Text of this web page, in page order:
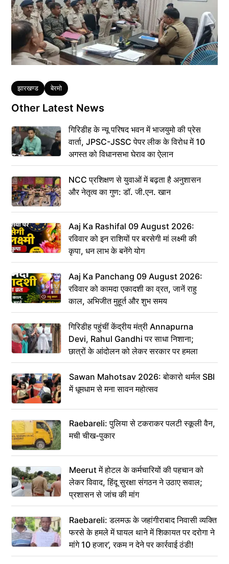
Tags
झारखण्ड बेरमो
Other Latest News
गिरिडीह के न्यू परिषद भवन में भाजयुमो की प्रेस
वार्ता, JPSC-JSSC पेपर लीक के विरोध में 10
अगस्त को विधानसभा घेराव का ऐलान
NCC प्रशिक्षण से युवाओं में बढ़ता है अनुशासन
और नेतृत्व का गुण: डॉ. जी.एन. खान
Aaj Ka Rashifal 09 August 2026:
रविवार को इन राशियों पर बरसेगी मां लक्ष्मी की
कृपा, धन लाभ के बनेंगे योग
Aaj Ka Panchang 09 August 2026:
रविवार को कामदा एकादशी का व्रत, जानें राहु
काल, अभिजीत मुहूर्त और शुभ समय
गिरिडीह पहुंचीं केंद्रीय मंत्री Annapurna
Devi, Rahul Gandhi पर साधा निशाना;
छात्रों के आंदोलन को लेकर सरकार पर हमला
Sawan Mahotsav 2026: बोकारो थर्मल SBI
में धूमधाम से मना सावन महोत्सव
Raebareli: पुलिया से टकराकर पलटी स्कूली वैन,
मची चीख-पुकार
Meerut में होटल के कर्मचारियों की पहचान को
लेकर विवाद, हिंदू सुरक्षा संगठन ने उठाए सवाल;
प्रशासन से जांच की मांग
Raebareli: डलमऊ के जहांगीराबाद निवासी व्यक्ति
फरसे के हमले में घायल थाने में शिकायत पर दरोगा ने
मांगे 10 हजार’, रकम न देने पर कार्रवाई ठंडी!